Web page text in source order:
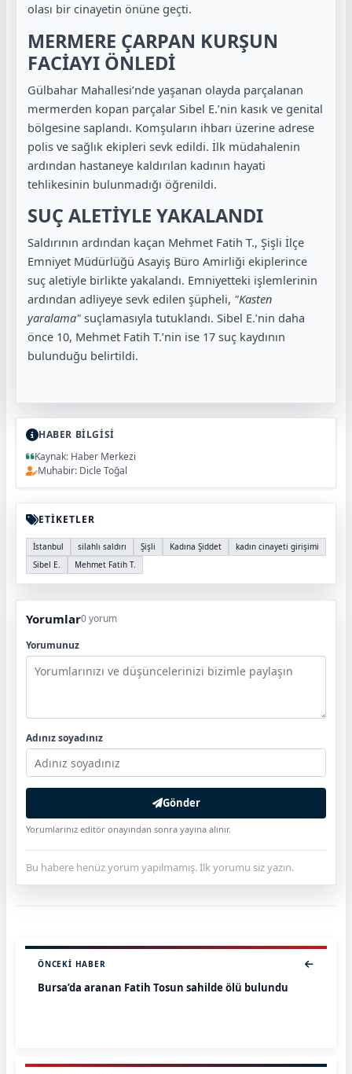
olası bir cinayetin önüne geçti.
MERMERE ÇARPAN KURŞUN
FACİAYI ÖNLEDİ
Gülbahar Mahallesi’nde yaşanan olayda parçalanan
mermerden kopan parçalar Sibel E.’nin kasık ve genital
bölgesine saplandı. Komşuların ihbarı üzerine adrese
polis ve sağlık ekipleri sevk edildi. İlk müdahalenin
ardından hastaneye kaldırılan kadının hayati
tehlikesinin bulunmadığı öğrenildi.
SUÇ ALETİYLE YAKALANDI
Saldırının ardından kaçan Mehmet Fatih T., Şişli İlçe
Emniyet Müdürlüğü Asayiş Büro Amirliği ekiplerince
suç aletiyle birlikte yakalandı. Emniyetteki işlemlerinin
ardından adliyeye sevk edilen şüpheli, "Kasten
yaralama" suçlamasıyla tutuklandı. Sibel E.’nin daha
önce 10, Mehmet Fatih T.’nin ise 17 suç kaydının
bulunduğu belirtildi.
HABER BİLGİSİ
Kaynak: Haber Merkezi
Muhabir: Dicle Toğal
ETİKETLER
İstanbul silahlı saldırı Şişli Kadına Şiddet
kadın cinayeti girişimi
Sibel E.
Mehmet Fatih T.
Yorumlar0 yorum
Yorumunuz
Adınız soyadınız
Gönder
Yorumlarınız editör onayından sonra yayına alınır.
Bu habere henüz yorum yapılmamış. İlk yorumu siz yazın.
ÖNCEKI HABER
Bursa’da aranan Fatih Tosun sahilde ölü bulundu